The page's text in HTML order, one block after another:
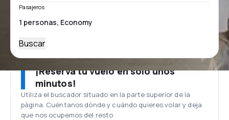
Pasajeros
Buscar
¡Reserva tu vuelo en solo unos
minutos!
Utiliza el buscador situado en la parte superior de la
página. Cuéntanos dónde y cuándo quieres volar y deja
que nos ocupemos del resto.